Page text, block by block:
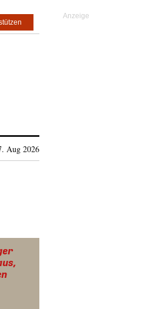
Aug 2026